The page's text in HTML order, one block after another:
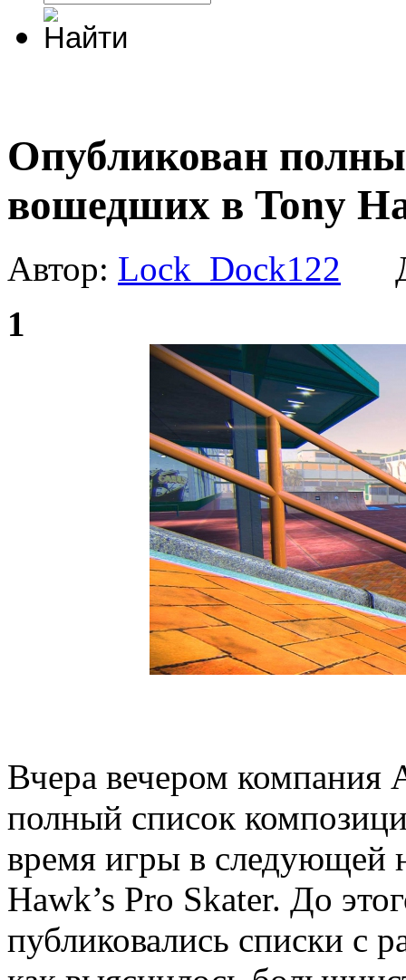
Опубликован
вошедших в Tony
Автор: Lock_Dock122
1
Вчера вечером компания
полный список
время игры в следующей
Hawk’s Pro Skater. До
публиковались списки с